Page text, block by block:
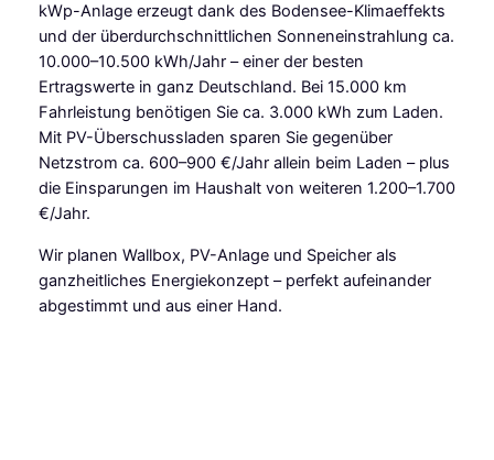
kWp-Anlage erzeugt dank des Bodensee-Klimaeffekts
und der überdurchschnittlichen Sonneneinstrahlung ca.
10.000–10.500 kWh/Jahr – einer der besten
Ertragswerte in ganz Deutschland. Bei 15.000 km
Fahrleistung benötigen Sie ca. 3.000 kWh zum Laden.
Mit PV-Überschussladen sparen Sie gegenüber
Netzstrom ca. 600–900 €/Jahr allein beim Laden – plus
die Einsparungen im Haushalt von weiteren 1.200–1.700
€/Jahr.
Wir planen Wallbox, PV-Anlage und Speicher als
ganzheitliches Energiekonzept – perfekt aufeinander
abgestimmt und aus einer Hand.